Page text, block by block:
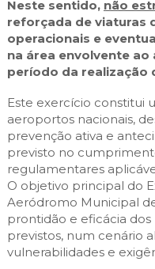
Neste sentido, não
reforçada de viaturas
operacionais e
na área envolvente
período da realização
Este exercício constitui
aeroportos nacionais,
prevenção ativa e
previsto no
regulamentares
O objetivo principal do
Aeródromo Municipal
prontidão e eficácia
previstos, num cenário
vulnerabilidades e